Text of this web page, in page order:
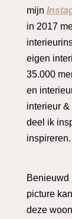
mijn
in 2017
eigen
35.000
en
interieur
deel ik
inspireren.
Benieuwd
picture
deze